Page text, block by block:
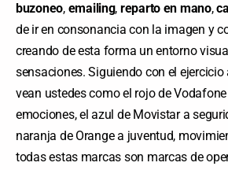
buzoneo, emailing, reparto en mano,
de ir en consonancia con la imagen y
creando de esta forma un entorno
sensaciones. Siguiendo con el
vean ustedes como el rojo de
emociones, el azul de Movistar a
naranja de Orange a juventud,
todas estas marcas son marcas de